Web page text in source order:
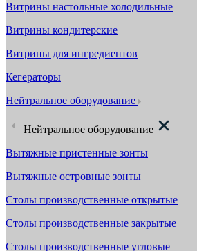
Витрины настольные холодильные
Витрины кондитерские
Витрины для ингредиентов
Кегераторы
Нейтральное оборудование
Нейтральное оборудование
Вытяжные пристенные зонты
Вытяжные островные зонты
Столы производственные открытые
Столы производственные закрытые
Столы производственные угловые